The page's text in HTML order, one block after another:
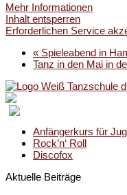
Mehr Informationen
Inhalt entsperren
Erforderlichen Service
« Spieleabend in
Tanz in den Mai in
Anfängerkurs für
Rock’n‘ Roll
Discofox
Aktuelle Beiträge